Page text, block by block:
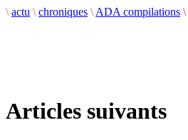
\ actu \ chroniques \ ADA compilations \
Articles suivants